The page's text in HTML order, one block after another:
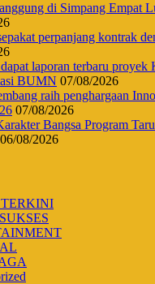
di Simpang Empat
perpanjang kontrak
laporan terbaru proyek
BUMN 07/08/2026
raih penghargaan
07/08/2026
Bangsa Program
06/08/2026